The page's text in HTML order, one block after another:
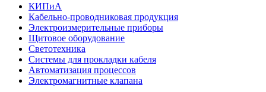
КИПиА
Кабельно-проводниковая продукция
Электроизмерительные приборы
Щитовое оборудование
Светотехника
Системы для прокладки кабеля
Автоматизация процессов
Электромагнитные клапана